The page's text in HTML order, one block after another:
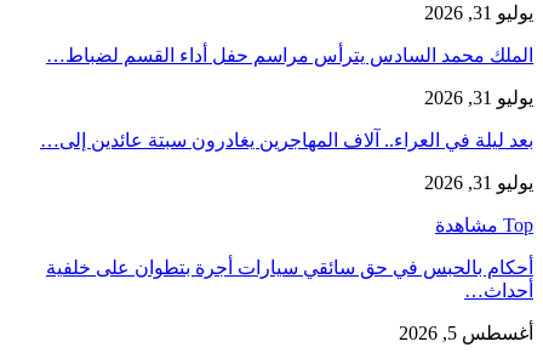
يوليو 31, 2026
الملك محمد السادس يترأس مراسم حفل أداء القسم لضباط…
يوليو 31, 2026
بعد ليلة في العراء.. آلاف المهاجرين يغادرون سبتة عائدين إلى…
يوليو 31, 2026
Top مشاهدة
أحكام بالحبس في حق سائقي سيارات أجرة بتطوان على خلفية
أحداث…
أغسطس 5, 2026